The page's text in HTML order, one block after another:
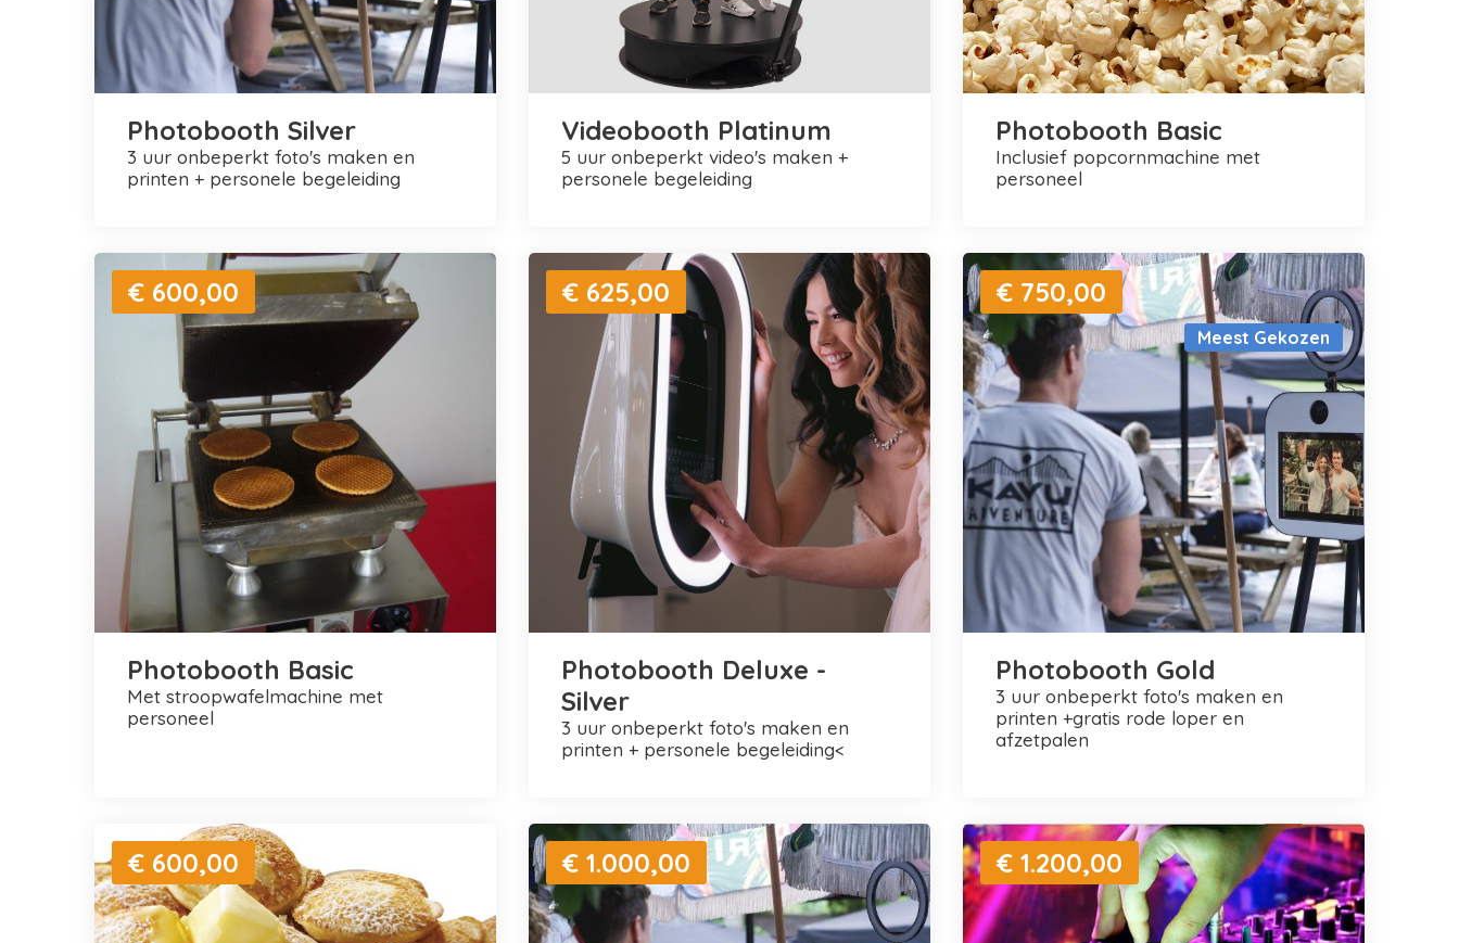
Photobooth Silver
3 uur onbeperkt foto's maken en
printen + personele begeleiding
Videobooth Platinum
5 uur onbeperkt video's maken +
personele begeleiding
Photobooth Basic
inclusief popcornmachine met
personeel
€ 600,00
Photobooth Basic
met stroopwafelmachine met
personeel
€ 625,00
Photobooth Deluxe -
Silver
3 uur onbeperkt foto's maken en
printen + personele begeleiding<
Meest Gekozen
€ 750,00
Photobooth Gold
3 uur onbeperkt foto's maken en
printen +gratis rode loper en
afzetpalen
€ 600,00 € 1.000,00 € 1.200,00